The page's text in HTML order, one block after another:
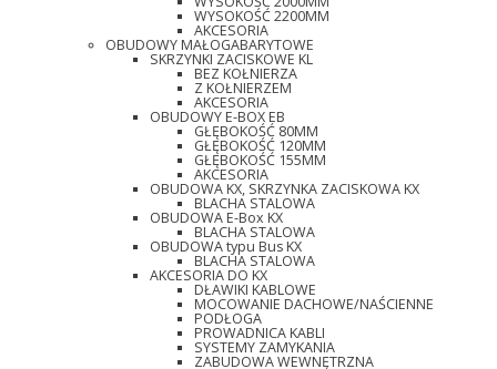
WYSOKOŚĆ 2200MM
AKCESORIA
OBUDOWY MAŁOGABARYTOWE
SKRZYNKI ZACISKOWE KL
BEZ KOŁNIERZA
Z KOŁNIERZEM
AKCESORIA
OBUDOWY E-BOX EB
GŁĘBOKOŚĆ 80MM
GŁĘBOKOŚĆ 120MM
GŁĘBOKOŚĆ 155MM
AKCESORIA
OBUDOWA KX, SKRZYNKA ZACISKOWA KX
BLACHA STALOWA
OBUDOWA E-Box KX
BLACHA STALOWA
OBUDOWA typu Bus KX
BLACHA STALOWA
AKCESORIA DO KX
DŁAWIKI KABLOWE
MOCOWANIE DACHOWE/NAŚCIENNE
PODŁOGA
PROWADNICA KABLI
SYSTEMY ZAMYKANIA
ZABUDOWA WEWNĘTRZNA